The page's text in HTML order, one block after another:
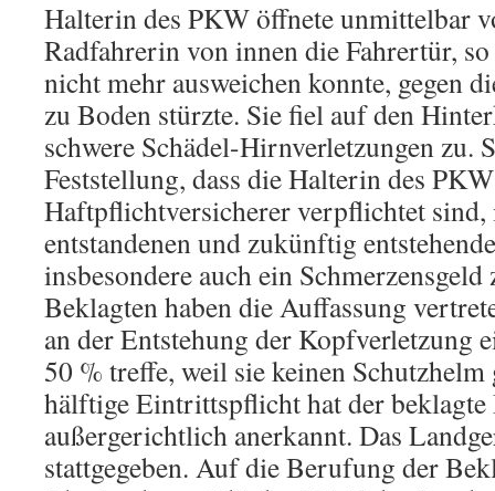
Halterin des PKW öffnete unmittelbar
Radfahrerin von innen die Fahrertür,
nicht mehr ausweichen konnte, gegen
zu Boden stürzte. Sie fiel auf den
schwere Schädel-Hirnverletzungen zu.
Feststellung, dass die Halterin des
Haftpflichtversicherer verpflichtet
entstandenen und zukünftig
insbesondere auch ein
Beklagten haben die Auffassung
an der Entstehung der Kopfverletzung
50 % treffe, weil sie keinen Schutzhelm
hälftige Eintrittspflicht hat der
außergerichtlich anerkannt. Das
stattgegeben. Auf die Berufung der